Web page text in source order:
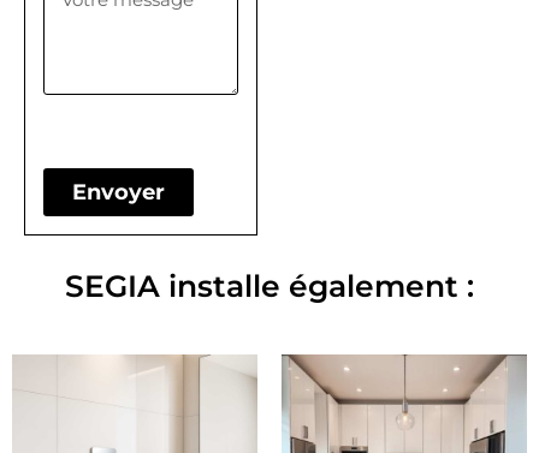
Envoyer
SEGIA installe également :